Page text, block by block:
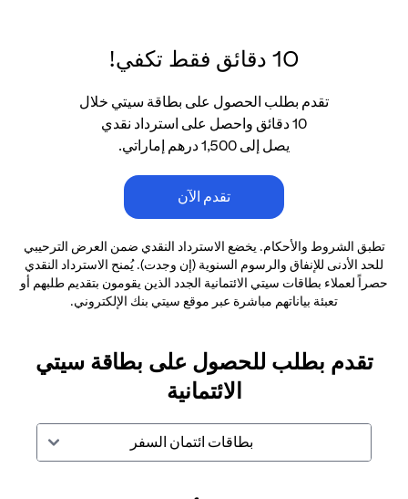
10 دقائق فقط تكفي!
تقدم بطلب الحصول على بطاقة سيتي خلال
10 دقائق واحصل على استرداد نقدي
يصل إلى 1,500 درهم إماراتي.
تقدم الآن
تطبق الشروط والأحكام. يخضع الاسترداد النقدي ضمن العرض الترحيبي
للحد الأدنى للإنفاق والرسوم السنوية (إن وجدت). يُمنح الاسترداد النقدي
حصراً لعملاء بطاقات سيتي الائتمانية الجدد الذين يقومون بتقديم طلبهم أو
تعبئة بياناتهم مباشرة عبر موقع سيتي بنك الإلكتروني.
تقدم بطلب للحصول على بطاقة سيتي
الائتمانية
بطاقات ائتمان السفر